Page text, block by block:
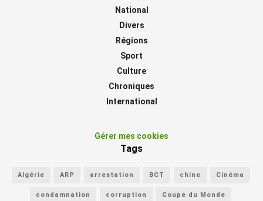
National
Divers
Régions
Sport
Culture
Chroniques
International
Gérer mes cookies
Tags
Algérie ARP arrestation BCT chine Cinéma
condamnation corruption Coupe du Monde